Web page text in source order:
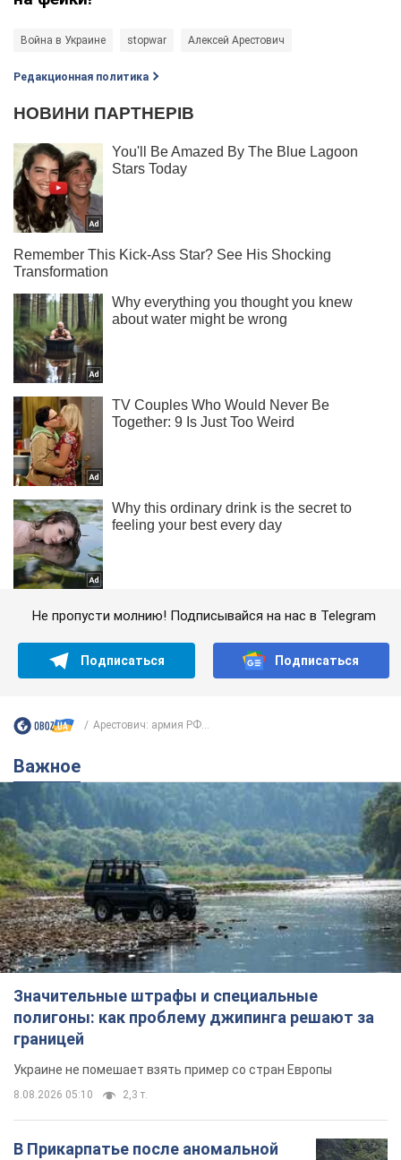
Война в Украине stopwar Алексей Арестович
Редакционная политика
Не пропусти молнию! Подписывайся на нас в Telegram
Подписаться Подписаться
Арестович: армия РФ...
Важное
Значительные штрафы и специальные
полигоны: как проблему джипинга решают за
границей
Украине не помешает взять пример со стран Европы
8.08.2026 05:10 2,3 т.
В Прикарпатье после аномальной